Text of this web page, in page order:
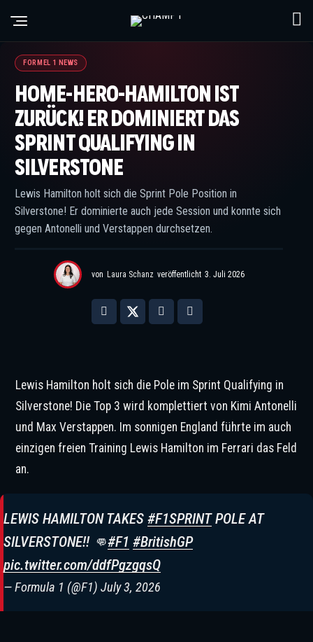
FORMEL 1 NEWS
HOME-HERO-HAMILTON IST
ZURÜCK! ER DOMINIERT DAS
SPRINT QUALIFYING IN
SILVERSTONE
Lewis Hamilton holt sich die Sprint Pole Position in
Silverstone! Er dominierte auch jede Session und konnte sich
gegen Antonelli und Verstappen durchsetzen.
von Laura Schanz veröffentlicht 3. Juli 2026
Lewis Hamilton holt sich die Pole im Sprint Qualifying in
Silverstone! Die Top 3 wird komplettiert von Kimi Antonelli
und Max Verstappen. Im sonnigen England führte im auch
einzigen freien Training Lewis Hamilton im Ferrari das Feld
an.
LEWIS HAMILTON TAKES #F1SPRINTPOLE AT
SILVERSTONE!! 👊#F1 #BritishGP
pic.twitter.com/ddfPgzgqsQ
— Formula 1 (@F1) July 3, 2026